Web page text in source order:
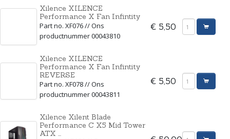
Xilence XILENCE
Performance X Fan Infintity
Part no. XF076 // Ons
productnummer 00043810
€ 5,50
Xilence XILENCE
Performance X Fan Infintity
REVERSE
Part no. XF078 // Ons
productnummer 00043811
€ 5,50
Xilence Xilent Blade
Performance C X5 Mid Tower
ATX ...